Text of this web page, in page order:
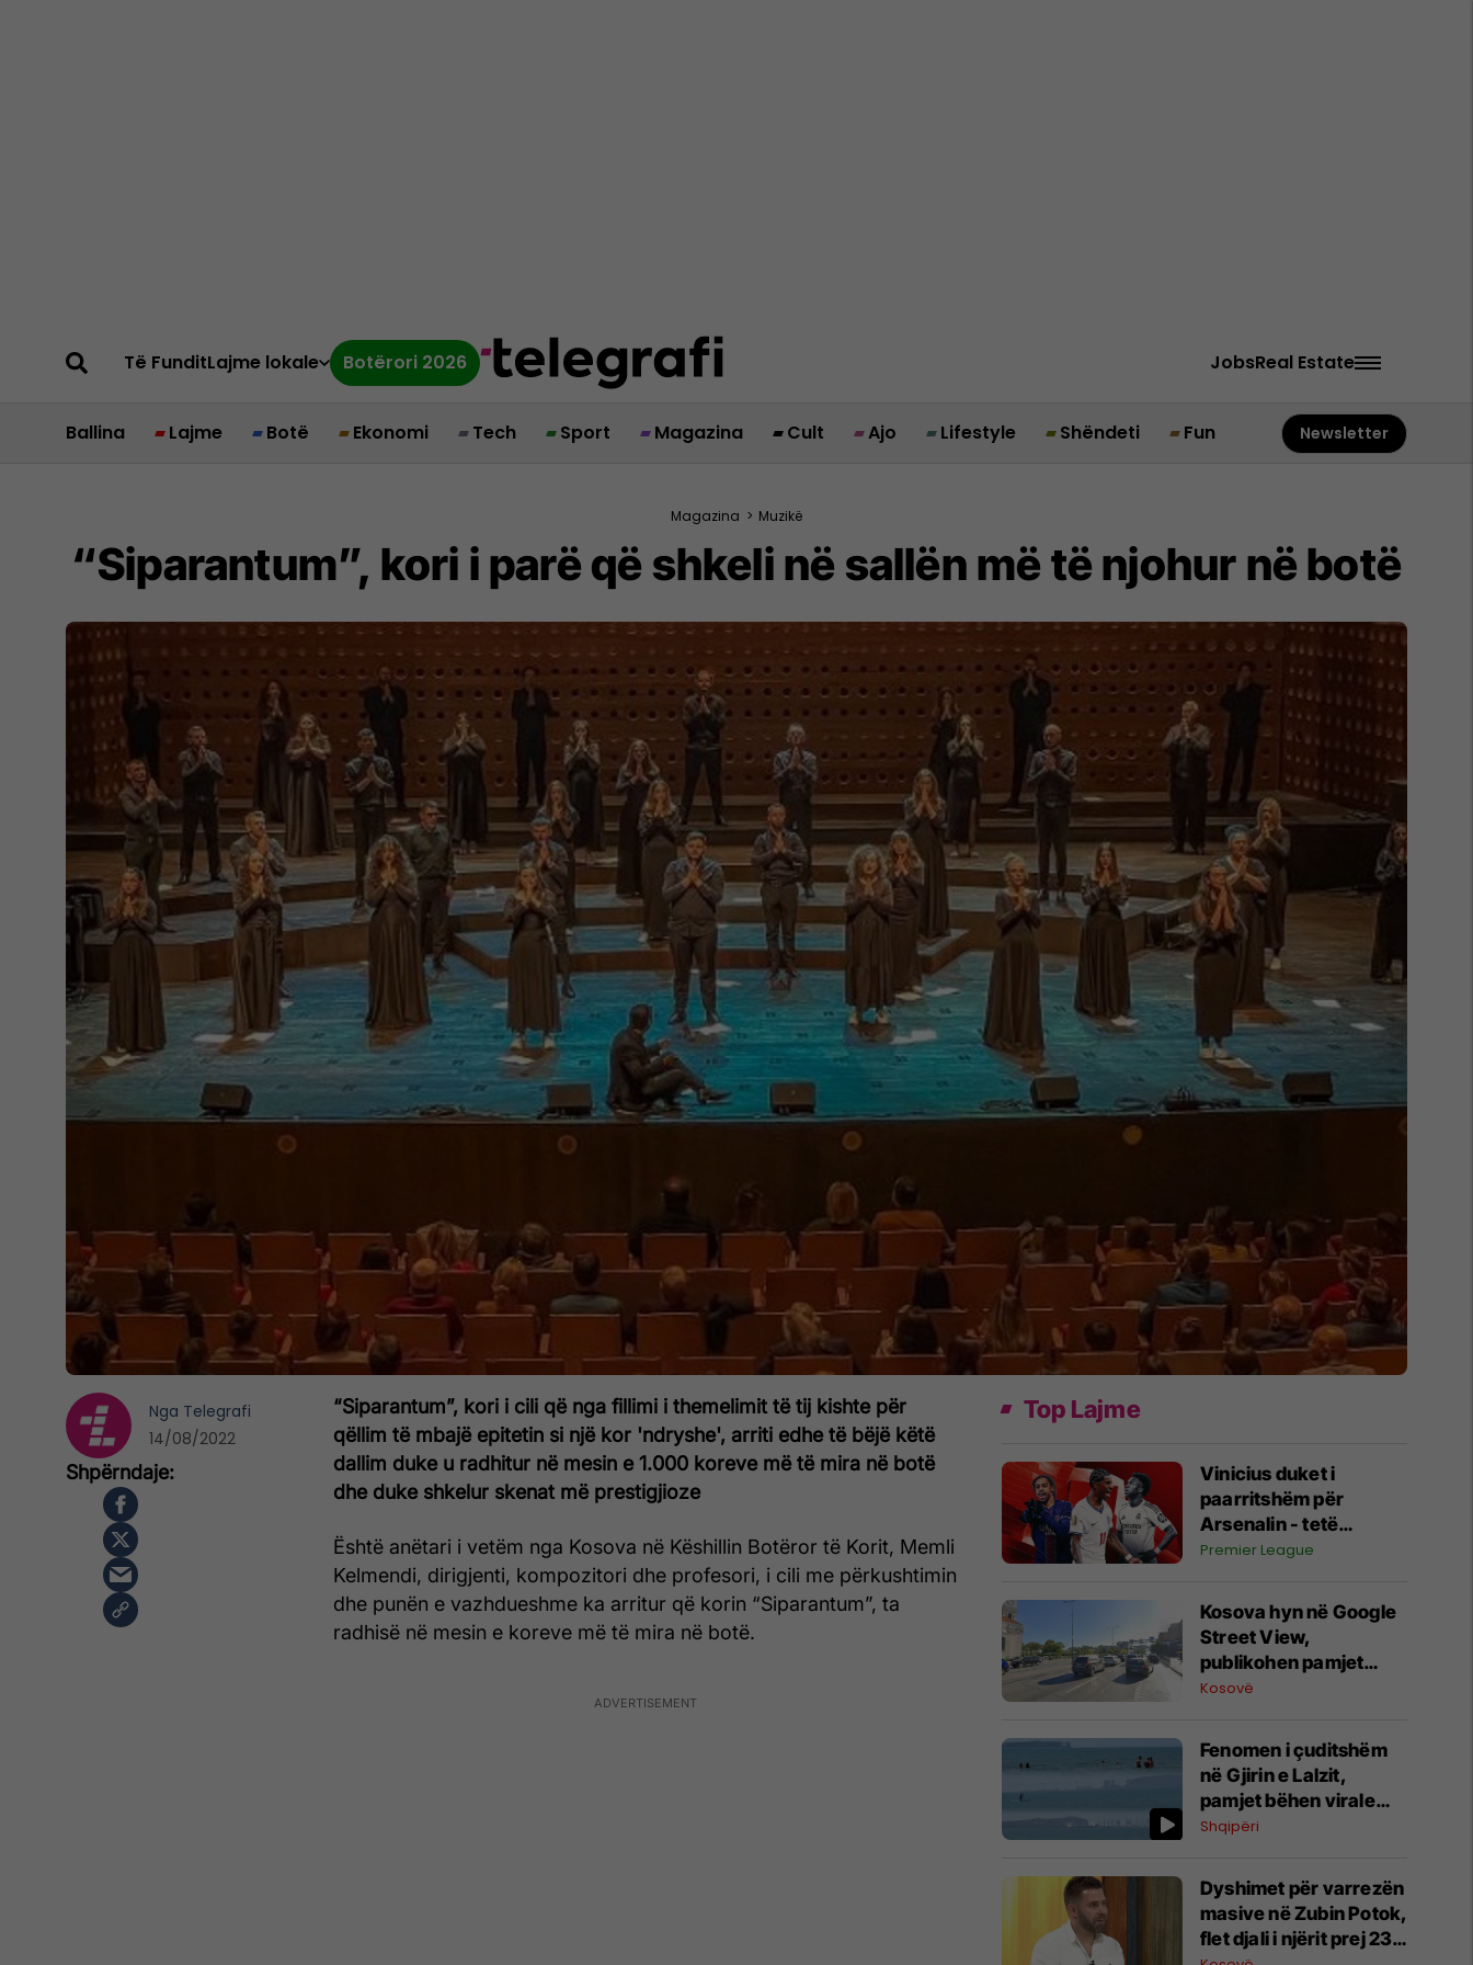
Të FunditLajme lokale Botërori 2026 JobsReal Estate
Ballina Lajme Botë Ekonomi Tech Sport Magazina Cult Ajo Lifestyle Shëndeti Fun Newsletter
Magazina > Muzikë
“Siparantum”, kori i parë që shkeli në sallën më të njohur në botë
“Siparantum”, kori i cili që nga fillimi i themelimit të tij kishte për
qëllim të mbajë epitetin si një kor 'ndryshe', arriti edhe të bëjë këtë
dallim duke u radhitur në mesin e 1.000 koreve më të mira në botë
dhe duke shkelur skenat më prestigjioze
Është anëtari i vetëm nga Kosova në Këshillin Botëror të Korit, Memli
Kelmendi, dirigjenti, kompozitori dhe profesori, i cili me përkushtimin
dhe punën e vazhdueshme ka arritur që korin “Siparantum”, ta
radhisë në mesin e koreve më të mira në botë.
Nga Telegrafi
14/08/2022
Top Lajme
Vinicius duket i
paarritshëm për
Arsenalin - tetë
alternativa si
për krahun e majtë te
Topçinjtë
Premier League
Kosova hyn në Google
Street View,
publikohen pamjet
360-gradëshe
Kosovë
Fenomen i çuditshëm
në Gjirin e Lalzit,
pamjet bëhen virale
(Video)
Shqipëri
Dyshimet për varrezën
masive në Zubin Potok,
flet djali i njërit prej 23